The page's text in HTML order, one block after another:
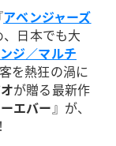
アベンジャーズ
日本でも大
ジ／マルチ
を熱狂の渦に
が贈る最新作
エバー』が、